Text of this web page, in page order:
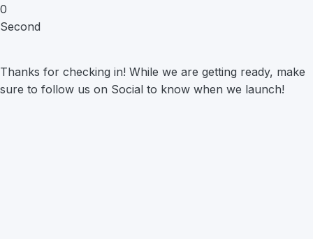
0
Second
Thanks for checking in! While we are getting ready, make
sure to follow us on Social to know when we launch!